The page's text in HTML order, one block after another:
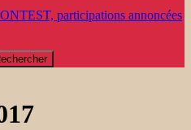
participations annoncées